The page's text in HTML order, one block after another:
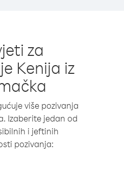
za
Kenija iz
više pozivanja
Izaberite jedan od
i jeftinih
pozivanja: